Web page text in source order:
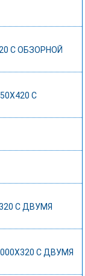
C ОБЗОРНОЙ
C
C ДВУМЯ
C ДВУМЯ